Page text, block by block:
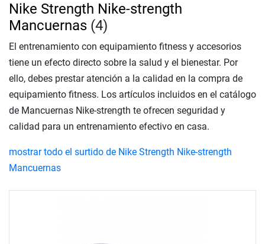
Nike Strength Nike-strength
Mancuernas (4)
El entrenamiento con equipamiento fitness y accesorios
tiene un efecto directo sobre la salud y el bienestar. Por
ello, debes prestar atención a la calidad en la compra de
equipamiento fitness. Los artículos incluidos en el catálogo
de Mancuernas Nike-strength te ofrecen seguridad y
calidad para un entrenamiento efectivo en casa.
mostrar todo el surtido de Nike Strength Nike-strength
Mancuernas